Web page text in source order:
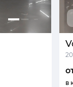
в